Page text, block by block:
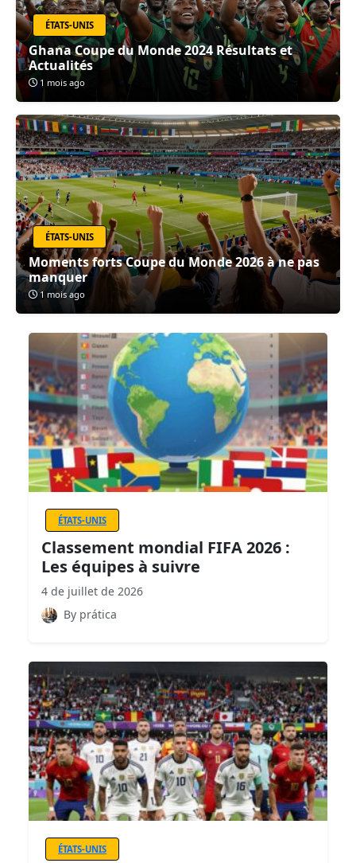
ÉTATS-UNIS
Ghana Coupe du Monde 2024 Résultats et
Actualités
1 mois ago
ÉTATS-UNIS
Moments forts Coupe du Monde 2026 à ne pas
manquer
1 mois ago
ÉTATS-UNIS
Classement mondial FIFA 2026 :
Les équipes à suivre
4 de juillet de 2026
By prática
ÉTATS-UNIS